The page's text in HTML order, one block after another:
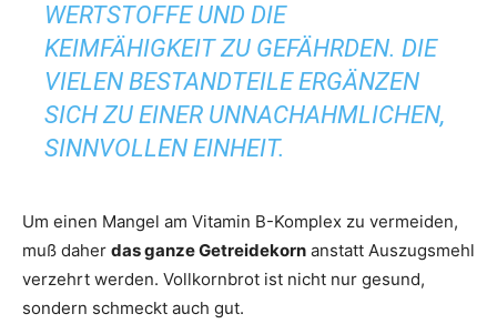
WERTSTOFFE UND DIE
KEIMFÄHIGKEIT ZU GEFÄHRDEN. DIE
VIELEN BESTANDTEILE ERGÄNZEN
SICH ZU EINER UNNACHAHMLICHEN,
SINNVOLLEN EINHEIT.
Um einen Mangel am Vitamin B-Komplex zu vermeiden,
muß daher das ganze Getreidekorn anstatt Auszugsmehl
verzehrt werden. Vollkornbrot ist nicht nur gesund,
sondern schmeckt auch gut.